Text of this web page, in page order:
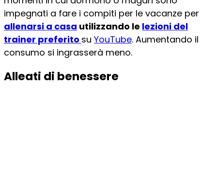
impegnati a fare i compiti per le vacanze per
allenarsi a casa utilizzando le lezioni del
trainer preferito su YouTube. Aumentando il
consumo si ingrasserà meno.
Alleati di benessere